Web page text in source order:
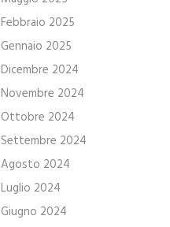
Febbraio 2025
Gennaio 2025
Dicembre 2024
Novembre 2024
Ottobre 2024
Settembre 2024
Agosto 2024
Luglio 2024
Giugno 2024